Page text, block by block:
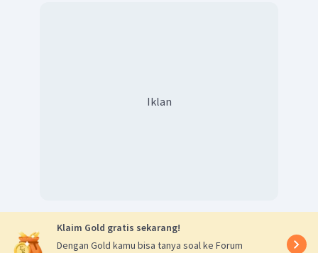
Iklan
Klaim Gold gratis sekarang!
Dengan Gold kamu bisa tanya soal ke Forum